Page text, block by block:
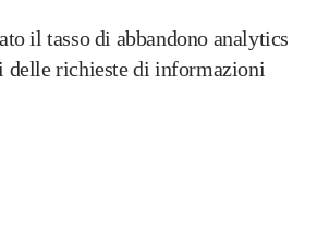
il tasso di abbandono analytics
delle richieste di informazioni